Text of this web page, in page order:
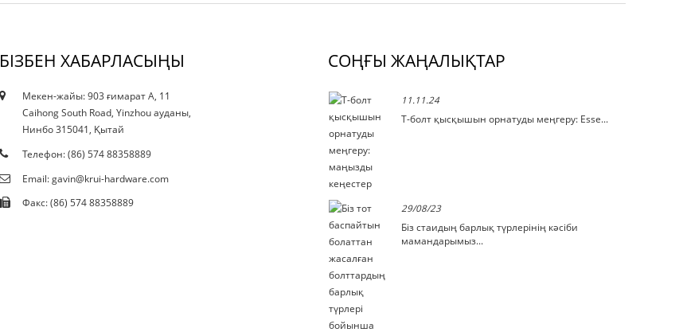
БІЗБЕН ХАБАРЛАСЫҢЫ
Мекен-жайы: 903 ғимарат A, 11
Caihong South Road, Yinzhou ауданы,
Нинбо 315041, Қытай
Телефон: (86) 574 88358889
Email: gavin@krui-hardware.com
Факс: (86) 574 88358889
СОҢҒЫ ЖАҢАЛЫҚТАР
10.12.21
Ағымдағы қысқарту даққа әсер ете ме...
11.11.24
Т-болт қысқышын орнатуды меңгеру: Esse...
29/08/23
Біз стаидың барлық түрлерінің кәсіби
мамандарымыз...